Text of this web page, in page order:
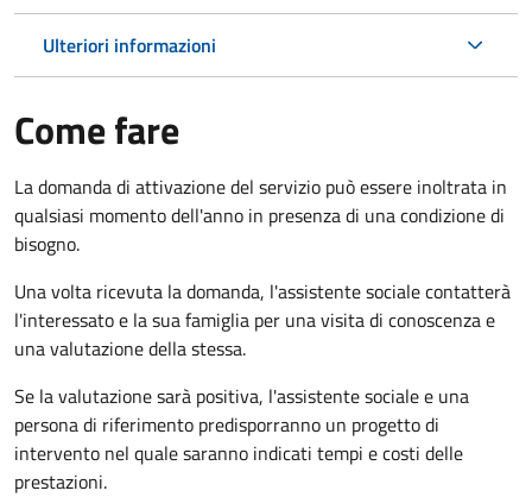
Ulteriori informazioni
Come fare
La domanda di attivazione del servizio può essere inoltrata in
qualsiasi momento dell'anno in presenza di una condizione di
bisogno.
Una volta ricevuta la domanda, l'assistente sociale contatterà
l'interessato e la sua famiglia per una visita di conoscenza e
una valutazione della stessa.
Se la valutazione sarà positiva, l'assistente sociale e una
persona di riferimento predisporranno un progetto di
intervento nel quale saranno indicati tempi e costi delle
prestazioni.